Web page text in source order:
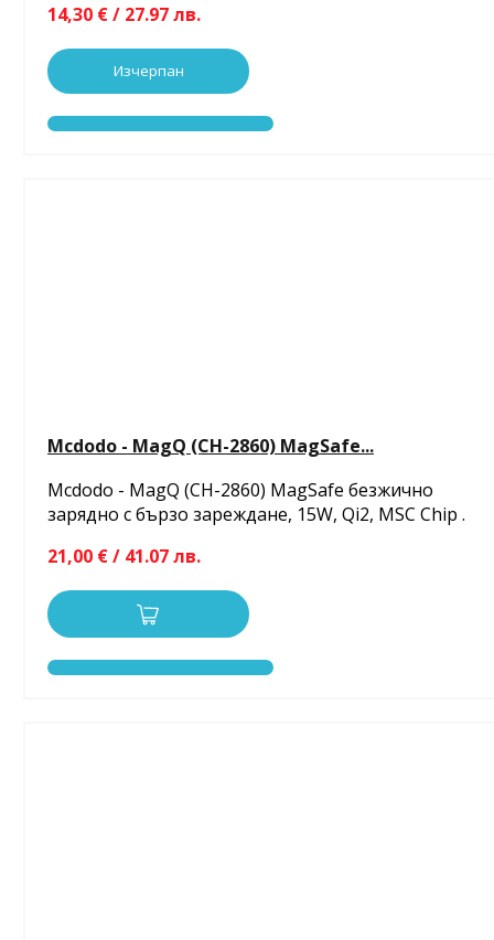
14,30 € / 27.97 лв.
Изчерпан
Mcdodo - MagQ (CH-2860) MagSafe...
Mcdodo - MagQ (CH-2860) MagSafe безжично
зарядно с бързо зареждане, 15W, Qi2, MSC Chip .
21,00 € / 41.07 лв.